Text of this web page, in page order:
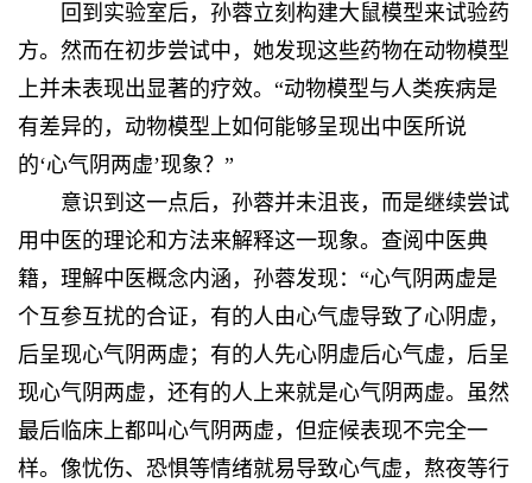
回到实验室后，孙蓉立刻构建大鼠模型来试验药
方。然而在初步尝试中，她发现这些药物在动物模型
上并未表现出显著的疗效。“动物模型与人类疾病是
有差异的，动物模型上如何能够呈现出中医所说
的‘心气阴两虚’现象？”
意识到这一点后，孙蓉并未沮丧，而是继续尝试
用中医的理论和方法来解释这一现象。查阅中医典
籍，理解中医概念内涵，孙蓉发现：“心气阴两虚是
个互参互扰的合证，有的人由心气虚导致了心阴虚，
后呈现心气阴两虚；有的人先心阴虚后心气虚，后呈
现心气阴两虚，还有的人上来就是心气阴两虚。虽然
最后临床上都叫心气阴两虚，但症候表现不完全一
样。像忧伤、恐惧等情绪就易导致心气虚，熬夜等行